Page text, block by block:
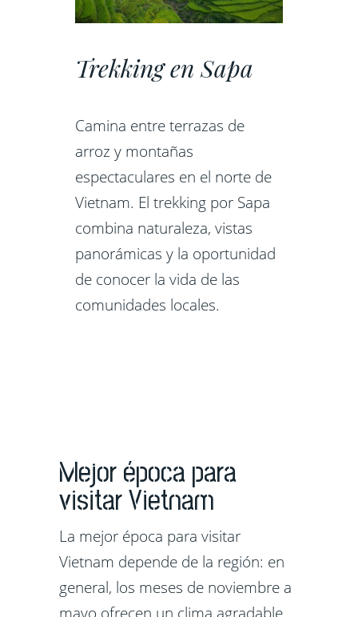
Trekking en Sapa
Camina entre terrazas de
arroz y montañas
espectaculares en el norte de
Vietnam. El trekking por Sapa
combina naturaleza, vistas
panorámicas y la oportunidad
de conocer la vida de las
comunidades locales.
Mejor época para
visitar Vietnam
La mejor época para visitar
Vietnam depende de la región: en
general, los meses de noviembre a
mayo ofrecen un clima agradable,